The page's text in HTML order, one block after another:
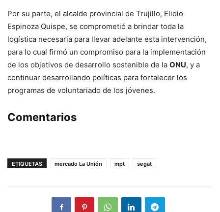
Por su parte, el alcalde provincial de Trujillo, Elidio
Espinoza Quispe, se comprometió a brindar toda la
logística necesaria para llevar adelante esta intervención,
para lo cual firmó un compromiso para la implementación
de los objetivos de desarrollo sostenible de la ONU, y a
continuar desarrollando políticas para fortalecer los
programas de voluntariado de los jóvenes.
Comentarios
ETIQUETAS mercado La Unión mpt segat